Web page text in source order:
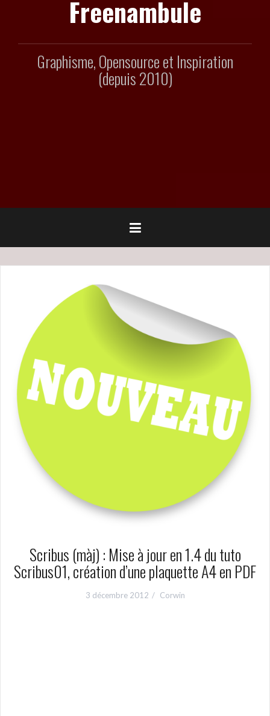
Freenambule
Graphisme, Opensource et Inspiration
(depuis 2010)
Scribus (màj) : Mise à jour en 1.4 du tuto
Scribus01, création d’une plaquette A4 en PDF
3 décembre 2012 Corwin